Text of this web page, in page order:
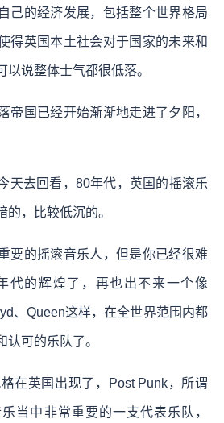
己的经济发展，包括整个世界格局
得英国本土社会对于国家的未来和
说整体士气都很低落。
帝国已经开始渐渐地走进了夕阳，
天去回看，80年代，英国的摇滚乐
的，比较低沉的。
要的摇滚音乐人，但是你已经很难
代的辉煌了，再也出不来一个像
、Queen这样，在全世界范围内都
可的乐队了。
在英国出现了，Post Punk，所谓
当中非常重要的一支代表乐队，